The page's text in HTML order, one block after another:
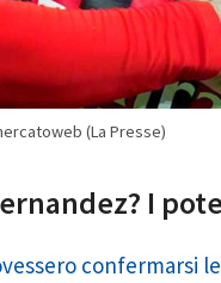
(La Presse)
I
confermarsi